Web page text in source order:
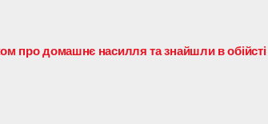
про домашнє насилля та знайшли в обійсті